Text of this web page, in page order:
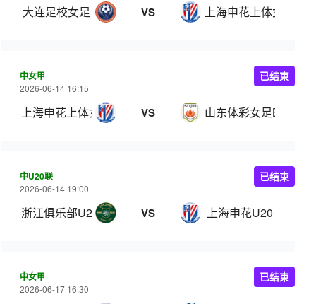
大连足校女足 VS 上海申花上体女足
中女甲
2026-06-14 16:15
上海申花上体女足 VS 山东体彩女足B队
已结束
中U20联
2026-06-14 19:00
浙江俱乐部U20 VS 上海申花U20
已结束
中女甲
2026-06-17 16:30
已结束